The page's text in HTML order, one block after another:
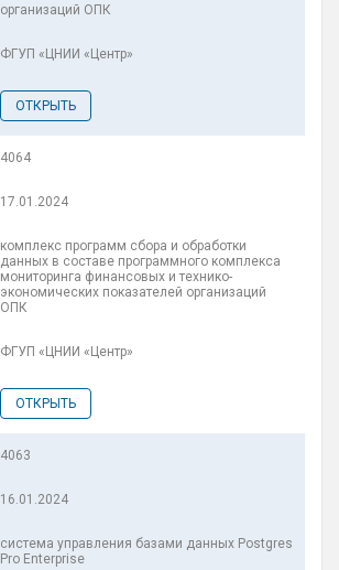
организаций ОПК
ФГУП «ЦНИИ «Центр»
ОТКРЫТЬ
4064
17.01.2024
комплекс программ сбора и обработки
данных в составе программного комплекса
мониторинга финансовых и технико-
экономических показателей организаций
ОПК
ФГУП «ЦНИИ «Центр»
ОТКРЫТЬ
4063
16.01.2024
система управления базами данных Postgres
Pro Enterprise